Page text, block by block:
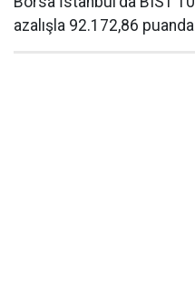
azalışla 92.172,86